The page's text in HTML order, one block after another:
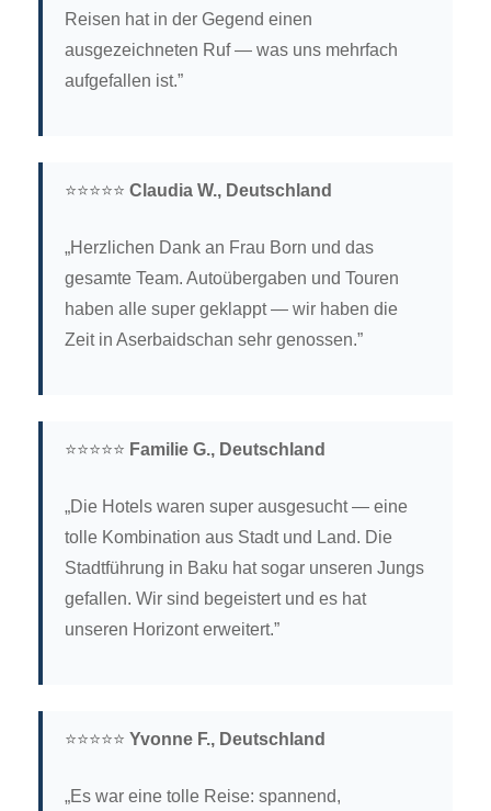
Reisen hat in der Gegend einen
ausgezeichneten Ruf — was uns mehrfach
aufgefallen ist.”
⭐⭐⭐⭐⭐ Claudia W., Deutschland
„Herzlichen Dank an Frau Born und das
gesamte Team. Autoübergaben und Touren
haben alle super geklappt — wir haben die
Zeit in Aserbaidschan sehr genossen.”
⭐⭐⭐⭐⭐ Familie G., Deutschland
„Die Hotels waren super ausgesucht — eine
tolle Kombination aus Stadt und Land. Die
Stadtführung in Baku hat sogar unseren Jungs
gefallen. Wir sind begeistert und es hat
unseren Horizont erweitert.”
⭐⭐⭐⭐⭐ Yvonne F., Deutschland
„Es war eine tolle Reise: spannend,